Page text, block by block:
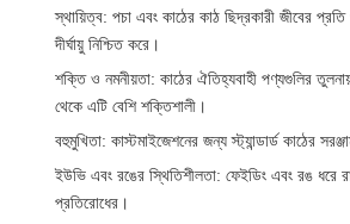
স্থায়িত্ব: পচা এবং কাঠের কাঠ ছিদ্রকারী জীবের
দীর্ঘায়ু নিশ্চিত করে।
শক্তি ও নমনীয়তা: কাঠের ঐতিহ্যবাহী পণ্যগুলির
থেকে এটি বেশি শক্তিশালী।
বহুমুখিতা: কাস্টমাইজেশনের জন্য স্ট্যান্ডার্ড কাঠের
ইউভি এবং রঙের স্থিতিশীলতা: ফেইডিং এবং রঙ ধরে
প্রতিরোধের।